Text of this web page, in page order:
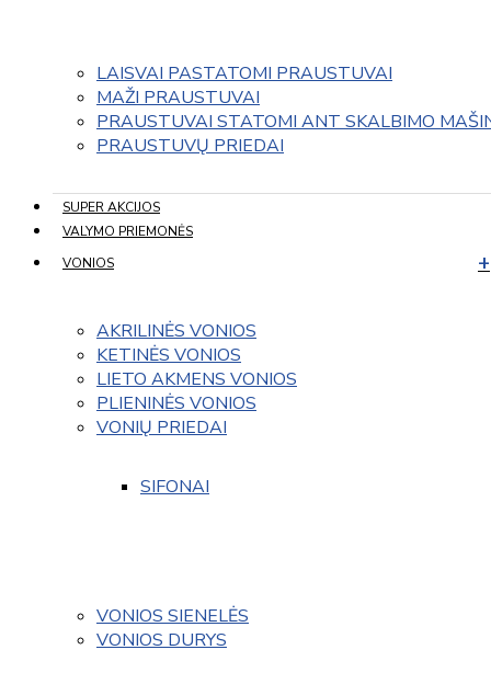
LAISVAI PASTATOMI PRAUSTUVAI
MAŽI PRAUSTUVAI
PRAUSTUVAI STATOMI ANT SKALBIMO
PRAUSTUVŲ PRIEDAI
SUPER AKCIJOS
VALYMO PRIEMONĖS
VONIOS
AKRILINĖS VONIOS
KETINĖS VONIOS
LIETO AKMENS VONIOS
PLIENINĖS VONIOS
VONIŲ PRIEDAI
SIFONAI
VONIOS SIENELĖS
VONIOS DURYS